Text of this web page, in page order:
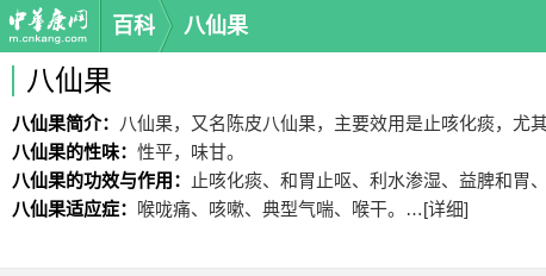
百科 八仙果
八仙果
八仙果简介：
八仙果，又名陈皮八仙果，主要效用是止咳化痰，尤
八仙果的性味： 性平，味甘。
八仙果的功效与作用：
止咳化痰、和胃止呕、利水渗湿、益脾和胃、
八仙果适应症：
喉咙痛、咳嗽、典型气喘、喉干。…[详细]